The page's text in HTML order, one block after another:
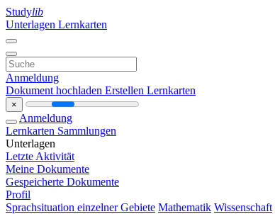
Studylib
Unterlagen Lernkarten
Anmeldung
Dokument hochladen Erstellen Lernkarten
×
Anmeldung
Lernkarten Sammlungen
Unterlagen
Letzte Aktivität
Meine Dokumente
Gespeicherte Dokumente
Profil
Sprachsituation einzelner Gebiete Mathematik Wissenschaft